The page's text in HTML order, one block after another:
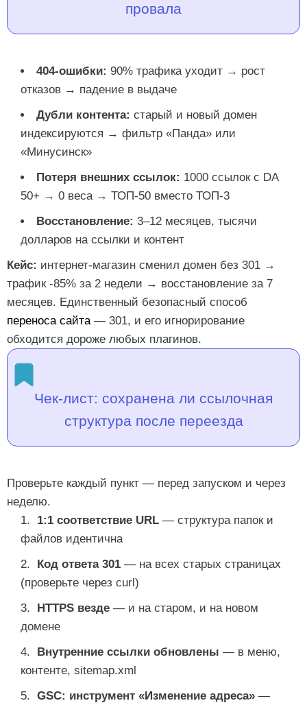
провала
404-ошибки: 90% трафика уходит → рост
отказов → падение в выдаче
Дубли контента: старый и новый домен
индексируются → фильтр «Панда» или
«Минусинск»
Потеря внешних ссылок: 1000 ссылок с DA
50+ → 0 веса → ТОП-50 вместо ТОП-3
Восстановление: 3–12 месяцев, тысячи
долларов на ссылки и контент
Кейс: интернет-магазин сменил домен без 301 →
трафик -85% за 2 недели → восстановление за 7
месяцев. Единственный безопасный способ
переноса сайта— 301, и его игнорирование
обходится дороже любых плагинов.
Чек-лист: сохранена ли ссылочная
структура после переезда
Проверьте каждый пункт — перед запуском и через
неделю.
1:1 соответствие URL — структура папок и
файлов идентична
Код ответа 301 — на всех старых страницах
(проверьте через curl)
HTTPS везде — и на старом, и на новом
домене
Внутренние ссылки обновлены — в меню,
контенте, sitemap.xml
GSC: инструмент «Изменение адреса» —